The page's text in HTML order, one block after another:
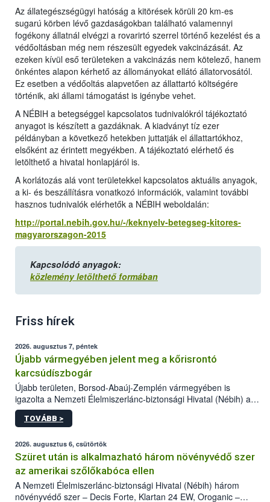
Az állategészségügyi hatóság a kitörések körüli 20 km-es
sugarú körben lévő gazdaságokban található valamennyi
fogékony állatnál elvégzi a rovarirtó szerrel történő kezelést és a
védőoltásban még nem részesült egyedek vakcinázását. Az
ezeken kívül eső területeken a vakcinázás nem kötelező, hanem
önkéntes alapon kérhető az állományokat ellátó állatorvosától.
Ez esetben a védőoltás alapvetően az állattartó költségére
történik, aki állami támogatást is igénybe vehet.
A NÉBIH a betegséggel kapcsolatos tudnivalókról tájékoztató
anyagot is készített a gazdáknak. A kiadványt tíz ezer
példányban a következő hetekben juttatják el állattartókhoz,
elsőként az érintett megyékben. A tájékoztató elérhető és
letölthető a hivatal honlapjáról is.
A korlátozás alá vont területekkel kapcsolatos aktuális anyagok,
a ki- és beszállításra vonatkozó információk, valamint további
hasznos tudnivalók elérhetők a NÉBIH weboldalán:
http://portal.nebih.gov.hu/-/keknyelv-betegseg-kitores-
magyarorszagon-2015
Kapcsolódó anyagok:
közlemény letölthető formában
Friss hírek
2026. augusztus 7, péntek
Újabb vármegyében jelent meg a kőrisrontó
karcsúdíszbogár
Újabb területen, Borsod-Abaúj-Zemplén vármegyében is
igazolta a Nemzeti Élelmiszerlánc-biztonsági Hivatal (Nébih) a
kőrisrontó karcsúdíszbogár (Agrilus planipennis) jelenlétét. A
kártevőt nem csak színcsapdában találták meg, de már fertőzött
az intenzív felderítést, emellett az intézkedéseket a szlovák
hatósággal is összehangolják a terjedés megállítása érdekében.
TOVÁBB >
2026. augusztus 6, csütörtök
Szüret után is alkalmazható három növényvédő szer
az amerikai szőlőkabóca ellen
A Nemzeti Élelmiszerlánc-biztonsági Hivatal (Nébih) három
növényvédő szer – Decis Forte, Klartan 24 EW, Oroganic –